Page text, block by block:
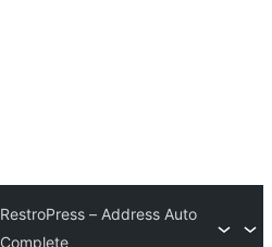
RestroPress – Address Auto
Complete